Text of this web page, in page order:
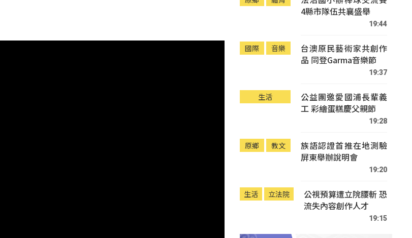
4縣市隊伍共襄盛舉
19:44
國際 音樂
台澳原民藝術家共創作
品 同登Garma音樂節
19:37
生活
公益團邀愛國浦長輩義
工 彩繪蛋糕慶父親節
19:28
原鄉 教文
族語認證首推在地測驗
屏東舉辦說明會
19:20
生活 立法院
公視預算遭立院腰斬 恐
流失內容創作人才
19:15